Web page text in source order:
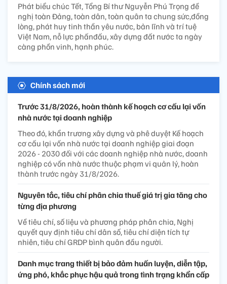
Phát biểu chúc Tết, Tổng Bí thư Nguyễn Phú Trọng đề
nghị toàn Đảng, toàn dân, toàn quân ta chung sức,đồng
lòng, phát huy tinh thần yêu nước, bản lĩnh và trí tuệ
Việt Nam, nỗ lực phấnđấu, xây dựng đất nước ta ngày
càng phồn vinh, hạnh phúc.
Chính sách mới
Trước 31/8/2026, hoàn thành kế hoạch cơ cấu lại vốn
nhà nước tại doanh nghiệp
Theo đó, khẩn trương xây dựng và phê duyệt Kế hoạch
cơ cấu lại vốn nhà nước tại doanh nghiệp giai đoạn
2026 - 2030 đối với các doanh nghiệp nhà nước, doanh
nghiệp có vốn nhà nước thuộc phạm vi quản lý, hoàn
thành trước ngày 31/8/2026.
Nguyên tắc, tiêu chí phân chia thuế giá trị gia tăng cho
từng địa phương
Về tiêu chí, số liệu và phương pháp phân chia, Nghị
quyết quy định tiêu chí dân số, tiêu chí diện tích tự
nhiên, tiêu chí GRDP bình quân đầu người.
Danh mục trang thiết bị bảo đảm huấn luyện, diễn tập,
ứng phó, khắc phục hậu quả trong tình trạng khẩn cấp